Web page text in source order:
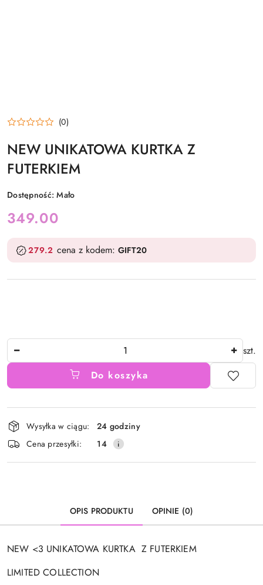
(0)
NEW UNIKATOWA KURTKA Z
FUTERKIEM
Dostępność:Mało
cena:
349.00
279.2 cena z kodem: GIFT20
szt.
Do koszyka
Dostępność
i
dostawa
Wysyłka w ciągu:
24 godziny
Cena przesyłki:
14
OPIS PRODUKTU OPINIE (0)
NEW <3 UNIKATOWA KURTKA Z FUTERKIEM
LIMITED COLLECTION